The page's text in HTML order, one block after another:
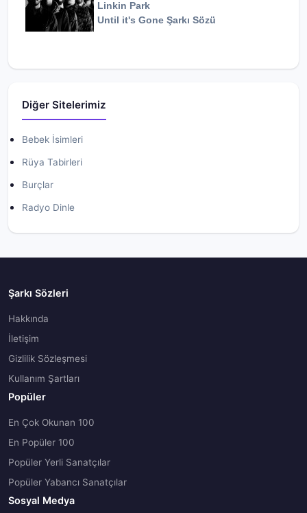
Linkin Park
Until it's Gone Şarkı Sözü
Diğer Sitelerimiz
Bebek İsimleri
Rüya Tabirleri
Burçlar
Radyo Dinle
Şarkı Sözleri
Hakkında
İletişim
Gizlilik Sözleşmesi
Kullanım Şartları
Popüler
En Çok Okunan 100
En Popüler 100
Popüler Yerli Sanatçılar
Popüler Yabancı Sanatçılar
Sosyal Medya